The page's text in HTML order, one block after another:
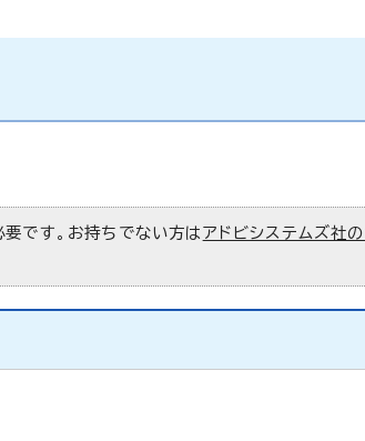
です。お持ちでない方は アドビシステムズ社